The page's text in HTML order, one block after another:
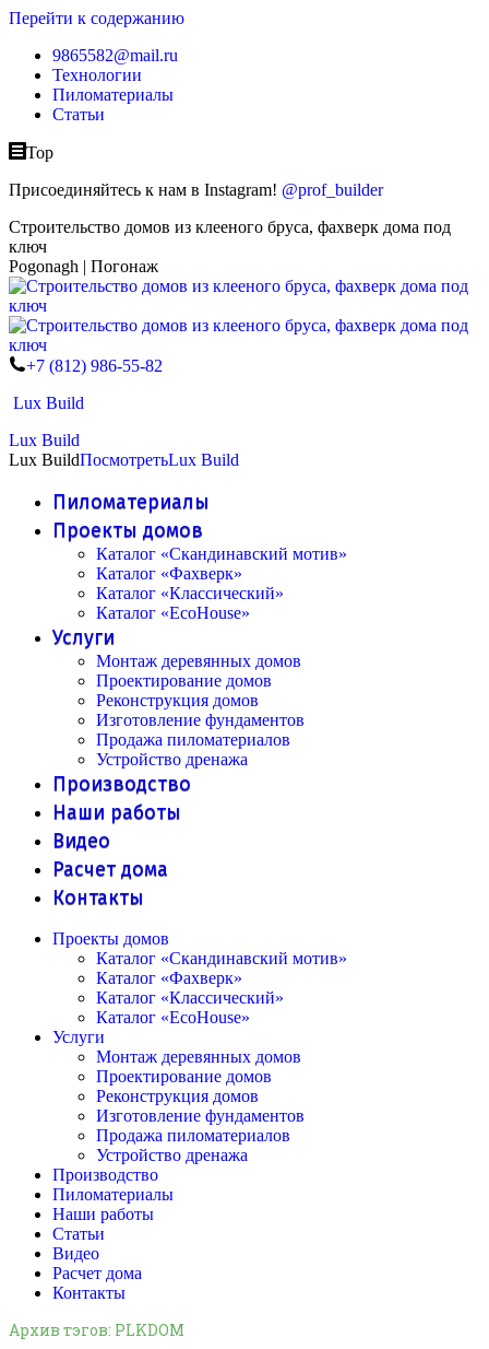
Перейти к содержанию
9865582@mail.ru
Технологии
Пиломатериалы
Статьи
Top
Присоединяйтесь к нам в Instagram! @prof_builder
Строительство домов из клееного бруса, фахверк дома под
ключ
Pogonagh | Погонаж
+7 (812) 986-55-82
Lux Build
Lux Build
Lux BuildПосмотретьLux Build
Пиломатериалы
Проекты домов
Каталог «Скандинавский мотив»
Каталог «Фахверк»
Каталог «Классический»
Каталог «EcoHouse»
Услуги
Монтаж деревянных домов
Проектирование домов
Реконструкция домов
Изготовление фундаментов
Продажа пиломатериалов
Устройство дренажа
Производство
Наши работы
Видео
Расчет дома
Контакты
Проекты домов
Каталог «Скандинавский мотив»
Каталог «Фахверк»
Каталог «Классический»
Каталог «EcoHouse»
Услуги
Монтаж деревянных домов
Проектирование домов
Реконструкция домов
Изготовление фундаментов
Продажа пиломатериалов
Устройство дренажа
Производство
Пиломатериалы
Наши работы
Статьи
Видео
Расчет дома
Контакты
Архив тэгов: PLKDOM